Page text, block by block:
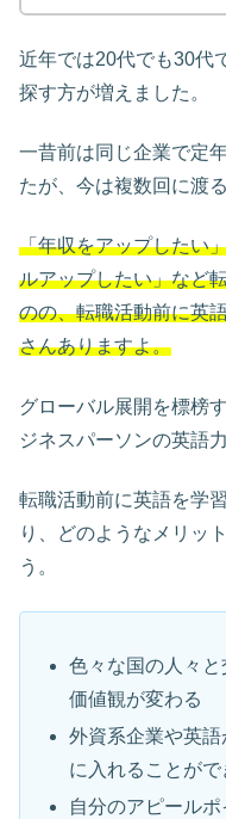
近年では20代でも30代
探す方が増えました。
一昔前は同じ企業で定
たが、今は複数回に渡
「年収をアップしたい
ルアップしたい」など
のの、転職活動前に英
さんありますよ。
グローバル展開を標榜
ジネスパーソンの英語
転職活動前に英語を学
り、どのようなメリッ
う。
色々な国の人々
価値観が変わる
外資系企業や英
に入れることがで
自分のアピール